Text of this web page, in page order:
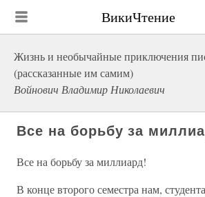
ВикиЧтение
Жизнь и необычайные приключения
(рассказанные им самим)
Войнович Владимир Николаевич
Все на борьбу за
Все на борьбу за миллиард!
В конце второго семестра нам,